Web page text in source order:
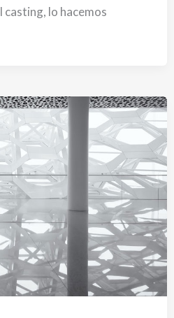
casting, lo hacemos